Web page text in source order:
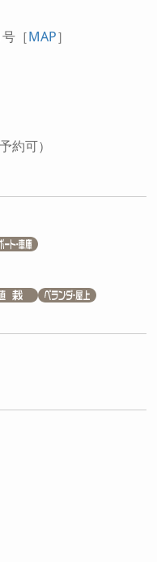
［MAP］
約可）